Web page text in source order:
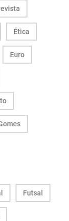
Ética
Euro
Futsal